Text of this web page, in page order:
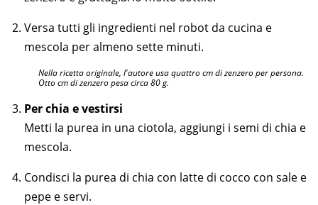
Versa tutti gli ingredienti nel robot da cucina e
mescola per almeno sette minuti.
Nella ricetta originale, l'autore usa quattro cm di zenzero per persona.
Otto cm di zenzero pesa circa 80 g.
Per chia e vestirsi
Metti la purea in una ciotola, aggiungi i semi di chia e
mescola.
Condisci la purea di chia con latte di cocco con sale e
pepe e servi.